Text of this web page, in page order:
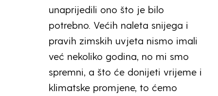
unaprijedili ono što je bilo
potrebno. Većih naleta snijega i
pravih zimskih uvjeta nismo imali
već nekoliko godina, no mi smo
spremni, a što će donijeti vrijeme i
klimatske promjene, to ćemo